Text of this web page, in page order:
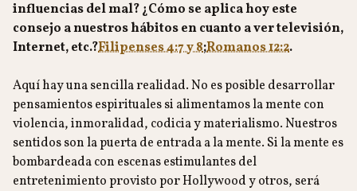
influencias del mal? ¿Cómo se aplica hoy este
consejo a nuestros hábitos en cuanto a ver televisión,
Internet, etc.?Filipenses 4:7 y 8;Romanos 12:2.
Aquí hay una sencilla realidad. No es posible desarrollar
pensamientos espirituales si alimentamos la mente con
violencia, inmoralidad, codicia y materialismo. Nuestros
sentidos son la puerta de entrada a la mente. Si la mente es
bombardeada con escenas estimulantes del
entretenimiento provisto por Hollywood y otros, será